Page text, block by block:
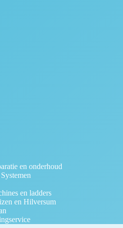
en onderhoud
en ladders
en Hilversum